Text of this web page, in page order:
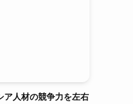
ア人材の競争力を左右